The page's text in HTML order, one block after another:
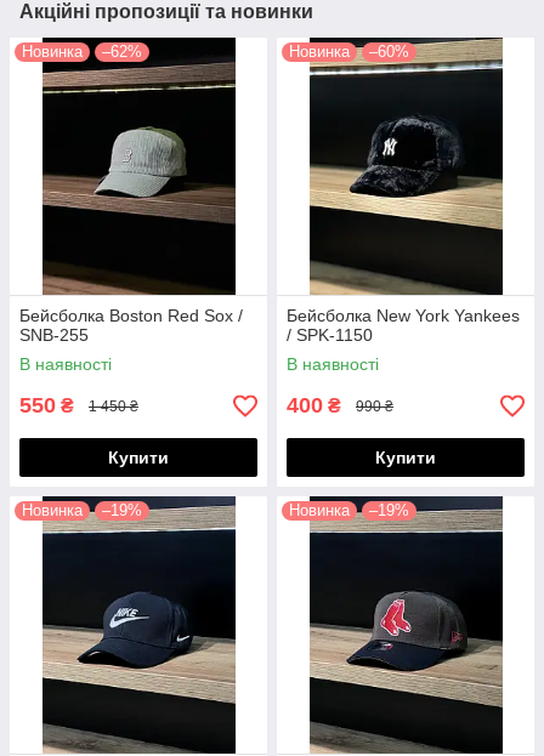
Акційні пропозиції та новинки
Новинка –62%
Бейсболка Boston Red Sox /
SNB-255
В наявності
550 ₴ 1 450 ₴
Купити
Новинка –60%
Бейсболка New York Yankees
/ SPK-1150
В наявності
400 ₴ 990 ₴
Купити
Новинка –19% Новинка –19%